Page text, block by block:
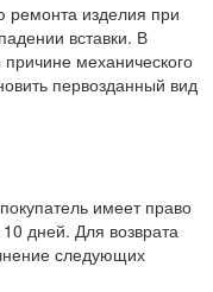
ремонта изделия при
вставки. В
механического
первозданный вид
имеет право
дней. Для возврата
следующих